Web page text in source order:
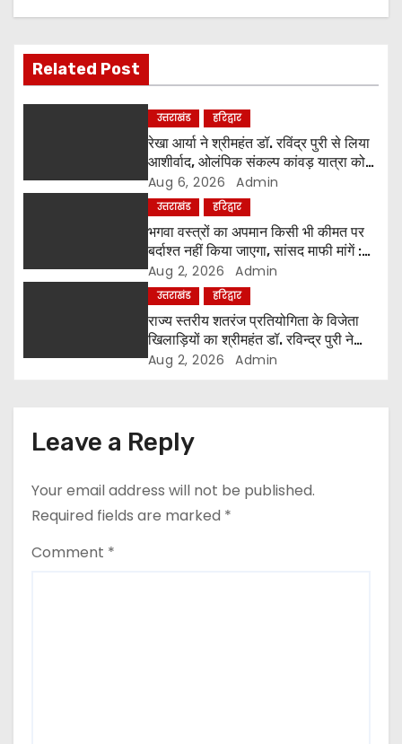
i
g
a
Related Post
उत्तराखंड हरिद्वार
रेखा आर्या ने श्रीमहंत डॉ. रविंद्र पुरी से लिया
आशीर्वाद, ओलंपिक संकल्प कांवड़ यात्रा को
मिला संतों का समर्थन
Aug 6, 2026 Admin
उत्तराखंड हरिद्वार
भगवा वस्त्रों का अपमान किसी भी कीमत पर
बर्दाश्त नहीं किया जाएगा, सांसद माफी मांगें :
श्रीमहंत डॉ. रविंद्र पुरी महाराज
Aug 2, 2026 Admin
उत्तराखंड हरिद्वार
राज्य स्तरीय शतरंज प्रतियोगिता के विजेता
खिलाड़ियों का श्रीमहंत डॉ. रविन्द्र पुरी ने
किया सम्मान
Aug 2, 2026 Admin
Leave a Reply
Your email address will not be published.
Required fields are marked *
Comment *